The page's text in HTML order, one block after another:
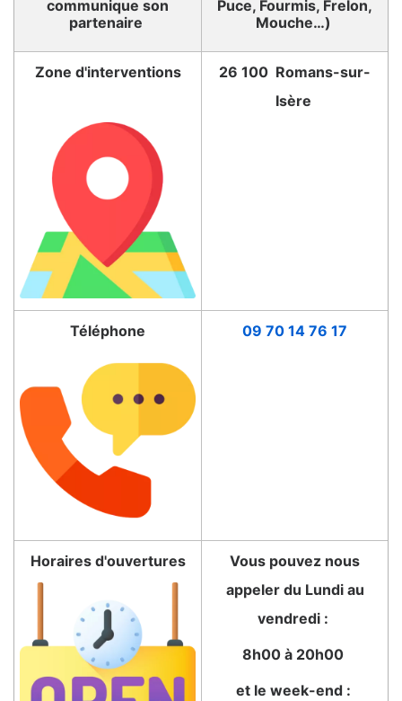
communique son
partenaire
Puce, Fourmis, Frelon,
Mouche…)
Zone d'interventions
26 100 Romans-sur-
Isère
Téléphone 09 70 14 76 17
Horaires d'ouvertures
Vous pouvez nous
appeler du Lundi au
vendredi :
8h00 à 20h00
et le week-end :